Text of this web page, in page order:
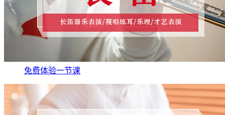
免费体验一节课